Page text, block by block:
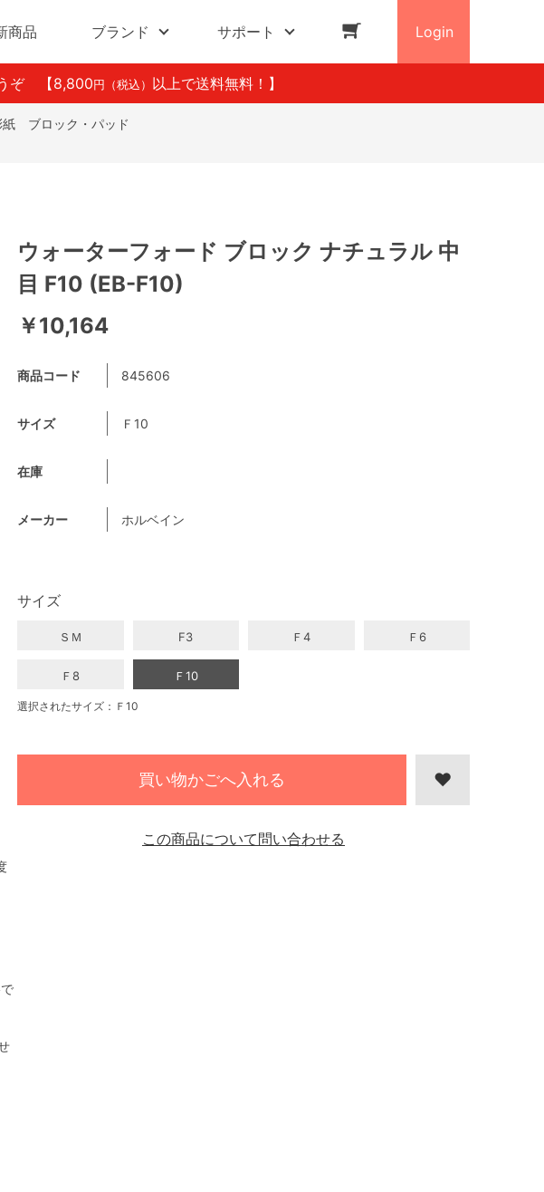
商品 ブランド サポート Login
ぞ 【8,800 円（税込） 以上で送料無料！】
紙 ブロック・パッド
ウォーターフォード ブロック ナチュラル 中
目 F10 (EB-F10)
￥10,164
商品コード 845606
サイズ Ｆ10
在庫
メーカー ホルベイン
サイズ
ＳＭ F3 Ｆ4 Ｆ6
Ｆ8 Ｆ10
選択されたサイズ：Ｆ10
買い物かごへ入れる
この商品について問い合わせる